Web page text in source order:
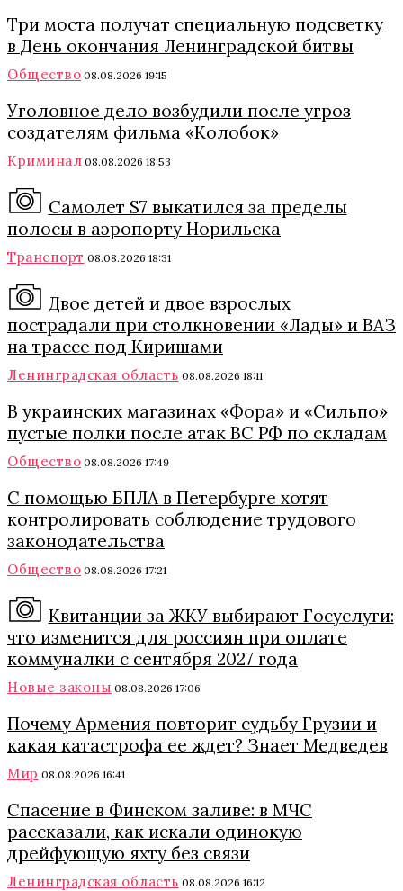
Три моста получат специальную подсветку
в День окончания Ленинградской битвы
Общество 08.08.2026 19:15
Уголовное дело возбудили после угроз
создателям фильма «Колобок»
Криминал 08.08.2026 18:53
Самолет S7 выкатился за пределы
полосы в аэропорту Норильска
Транспорт 08.08.2026 18:31
Двое детей и двое взрослых
пострадали при столкновении «Лады» и ВАЗ
на трассе под Киришами
Ленинградская область 08.08.2026 18:11
В украинских магазинах «Фора» и «Сильпо»
пустые полки после атак ВС РФ по складам
Общество 08.08.2026 17:49
С помощью БПЛА в Петербурге хотят
контролировать соблюдение трудового
законодательства
Общество 08.08.2026 17:21
Квитанции за ЖКУ выбирают Госуслуги:
что изменится для россиян при оплате
коммуналки с сентября 2027 года
Новые законы 08.08.2026 17:06
Почему Армения повторит судьбу Грузии и
какая катастрофа ее ждет? Знает Медведев
Мир 08.08.2026 16:41
Спасение в Финском заливе: в МЧС
рассказали, как искали одинокую
дрейфующую яхту без связи
Ленинградская область 08.08.2026 16:12